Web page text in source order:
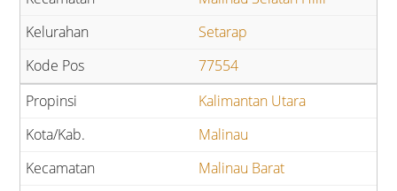
Setarap
77554
Kalimantan Utara
Malinau
Malinau Barat